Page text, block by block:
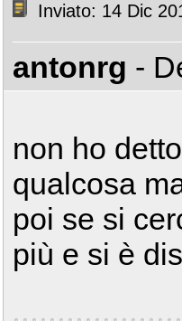
Inviato: 14 Dic
antonrg -
non ho
qualcosa
poi se si
più e si è